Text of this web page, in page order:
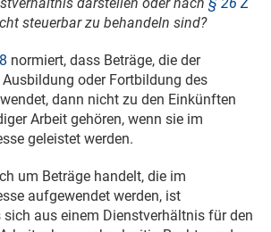
steuerbar zu behandeln sind?
normiert, dass Beträge, die der
oder Fortbildung des
dann nicht zu den Einkünften
Arbeit gehören, wenn sie im
geleistet werden.
um Beträge handelt, die im
aufgewendet werden, ist
aus einem Dienstverhältnis für den